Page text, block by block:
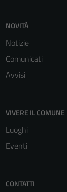
NOVITÀ
Notizie
Comunicati
Avvisi
VIVERE IL COMUNE
Luoghi
Eventi
CONTATTI